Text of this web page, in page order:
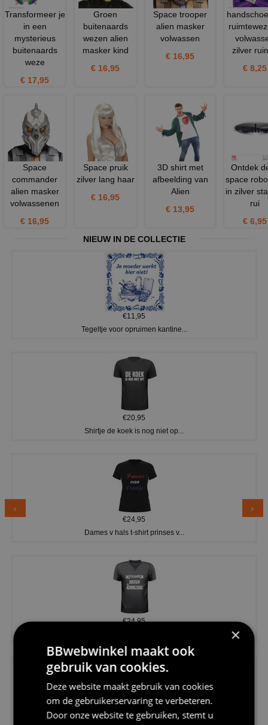
Transformeer je
in een
mysterieus
buitenaards
weze
€ 17,95
Groen
buitenaards
wezen alien
masker kind
€ 16,95
Space trooper
alien masker
volwassen
€ 16,95
zilver
€ 8,25
Space
commander
alien masker
volwassenen
€ 16,95
Space pruik
zilver lang haar
€ 16,95
3D shirt met
afbeelding van
Alien
€ 13,95
Ontdek
space
in zilver
rui
€ 6,95
NIEUW IN DE COLLECTIE
€11,95
Tegeltje voor opruimen kantine...
€20,95
Shirtje de koek is nog niet op...
€24,95
Dames v hals t-shirt prinses v...
€24,95
€24,95
×
BBwebwinkel maakt ook
gebruik van cookies.
Deze website maakt gebruik van cookies
om de gebruikerservaring te verbeteren.
Door onze website te gebruiken, stemt u